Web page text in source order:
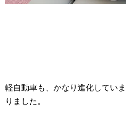
軽自動車も、かなり進化してい
りました。